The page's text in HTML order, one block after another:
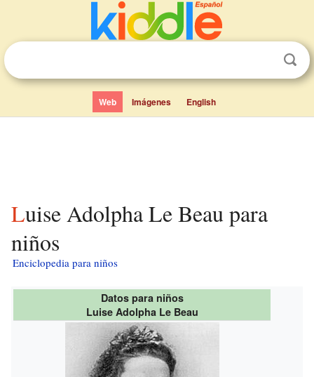
Web Imágenes English
Luise Adolpha Le Beau para
niños
Enciclopedia para niños
Datos para niños
Luise Adolpha Le Beau